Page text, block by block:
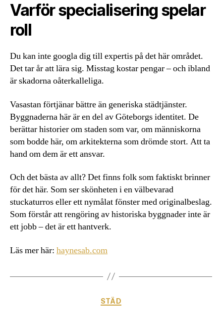
Varför specialisering spelar
roll
Du kan inte googla dig till expertis på det här området.
Det tar år att lära sig. Misstag kostar pengar – och ibland
är skadorna oåterkalleliga.
Vasastan förtjänar bättre än generiska städtjänster.
Byggnaderna här är en del av Göteborgs identitet. De
berättar historier om staden som var, om människorna
som bodde här, om arkitekterna som drömde stort. Att ta
hand om dem är ett ansvar.
Och det bästa av allt? Det finns folk som faktiskt brinner
för det här. Som ser skönheten i en välbevarad
stuckaturros eller ett nymålat fönster med originalbeslag.
Som förstår att rengöring av historiska byggnader inte är
ett jobb – det är ett hantverk.
Läs mer här: haynesab.com
Kategorier
STÄD